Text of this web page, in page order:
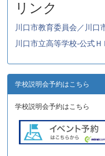
リンク
川口市教育委員会／川口
川口市立高等学校-公式Ｈ
学校説明会予約はこちら
学校説明会予約はこちら